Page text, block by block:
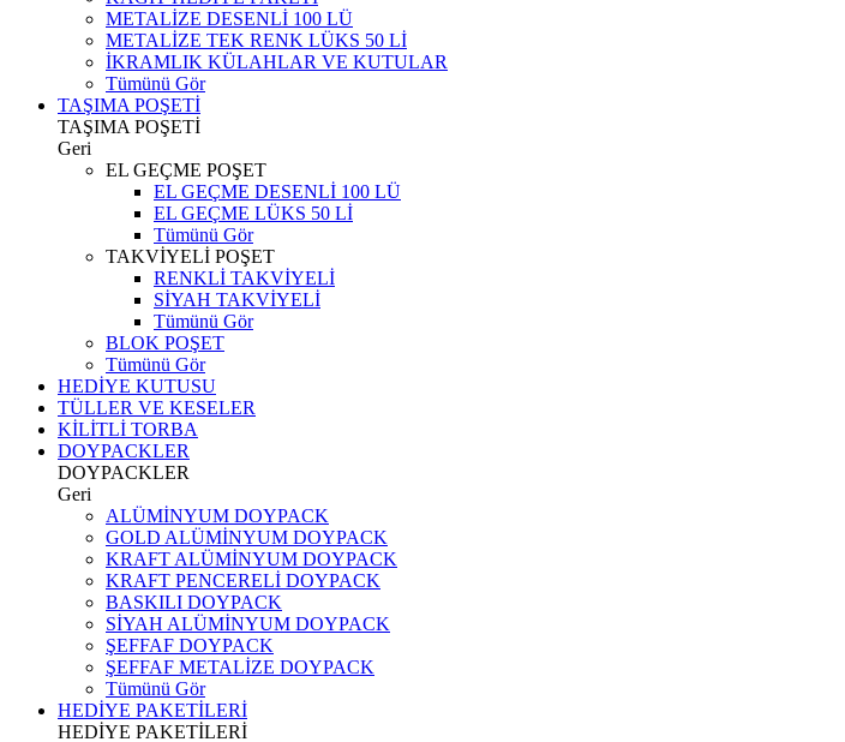
METALİZE DESENLİ 100 LÜ
METALİZE TEK RENK LÜKS 50 Lİ
İKRAMLIK KÜLAHLAR VE KUTULAR
Tümünü Gör
TAŞIMA POŞETİ
TAŞIMA POŞETİ
Geri
EL GEÇME POŞET
EL GEÇME DESENLİ 100 LÜ
EL GEÇME LÜKS 50 Lİ
Tümünü Gör
TAKVİYELİ POŞET
RENKLİ TAKVİYELİ
SİYAH TAKVİYELİ
Tümünü Gör
BLOK POŞET
Tümünü Gör
HEDİYE KUTUSU
TÜLLER VE KESELER
KİLİTLİ TORBA
DOYPACKLER
DOYPACKLER
Geri
ALÜMİNYUM DOYPACK
GOLD ALÜMİNYUM DOYPACK
KRAFT ALÜMİNYUM DOYPACK
KRAFT PENCERELİ DOYPACK
BASKILI DOYPACK
SİYAH ALÜMİNYUM DOYPACK
ŞEFFAF DOYPACK
ŞEFFAF METALİZE DOYPACK
Tümünü Gör
HEDİYE PAKETİLERİ
HEDİYE PAKETİLERİ